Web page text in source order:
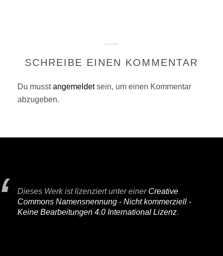
SCHREIBE EINEN KOMMENTAR
Du musstangemeldetsein, um einen Kommentar
abzugeben.
Dieses Werk ist lizenziert unter einer Creative
Commons Namensnennung - Nicht kommerziell -
Keine Bearbeitungen 4.0 International Lizenz.